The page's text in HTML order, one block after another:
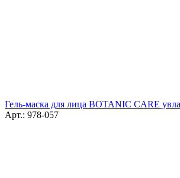
Гель-маска для лица BOTANIC CARE
Арт.: 978-057